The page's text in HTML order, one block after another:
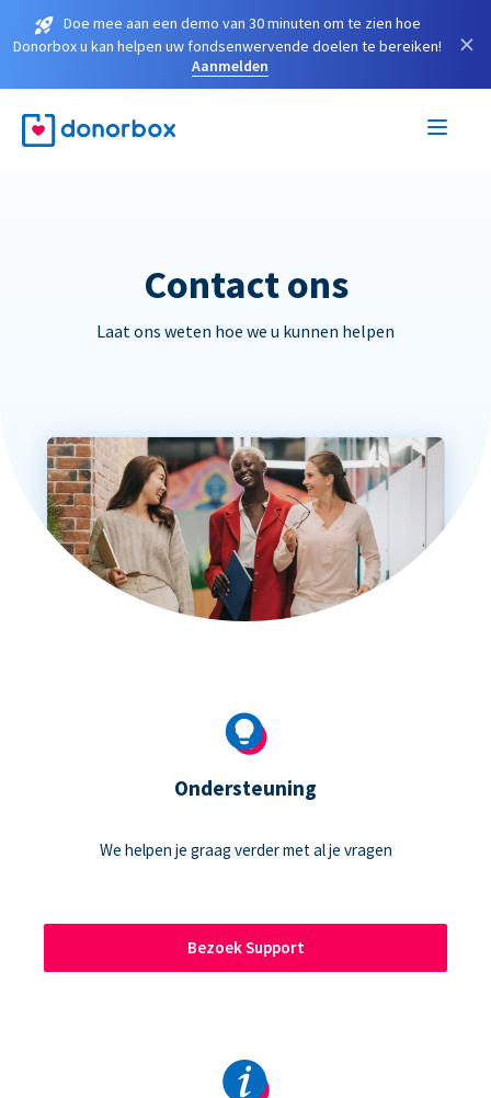
Doe mee aan een demo van 30 minuten om te zien hoe
Donorbox u kan helpen uw fondsenwervende doelen te bereiken!
Aanmelden
×
Contact ons
Laat ons weten hoe we u kunnen helpen
Ondersteuning
We helpen je graag verder met al je vragen
Bezoek Support